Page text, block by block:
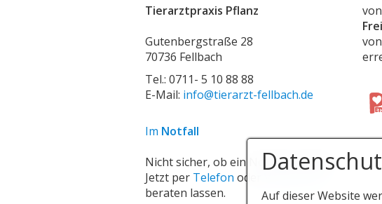
Tierarztpraxis Pflanz
Gutenbergstraße 28
70736 Fellbach
Tel.: 0711- 5 10 88 88
E-Mail: info@tierarzt-fellbach.de
Im Notfall
Nicht sicher, ob ein
Notfallvorliegt?
Jetzt per Telefon oder
beraten lassen.
Auf dieser Website